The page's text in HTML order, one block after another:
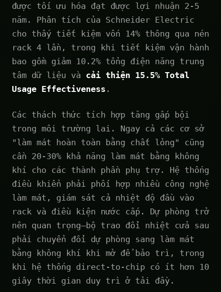
được tối ưu hóa đạt được lợi nhuận 2-5
năm. Phân tích của Schneider Electric
cho thấy tiết kiệm vốn 14% thông qua nén
rack 4 lần, trong khi tiết kiệm vận hành
bao gồm giảm 10.2% tổng điện năng trung
tâm dữ liệu và cải thiện 15.5% Total
Usage Effectiveness .
Các thách thức tích hợp tăng gấp bội
trong môi trường lai. Ngay cả các cơ sở
"làm mát hoàn toàn bằng chất lỏng" cũng
cần 20-30% khả năng làm mát bằng không
khí cho các thành phần phụ trợ. Hệ thống
điều khiển phải phối hợp nhiều công nghệ
làm mát, giám sát cả nhiệt độ đầu vào
rack và điều kiện nước cấp. Dự phòng trở
nên quan trọng—bộ trao đổi nhiệt cửa sau
phải chuyển đổi dự phòng sang làm mát
bằng không khí khi mở để bảo trì, trong
khi hệ thống direct-to-chip có ít hơn 10
giây thời gian duy trì ở tải đầy.